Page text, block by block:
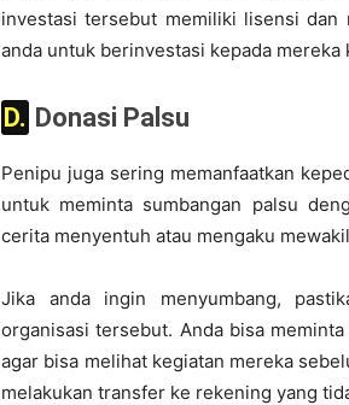
investasi tersebut memiliki lisensi dan
anda untuk berinvestasi kepada
D. Donasi Palsu
Penipu juga sering memanfaatkan
untuk meminta sumbangan palsu
cerita menyentuh atau mengaku
Jika anda ingin menyumbang,
organisasi tersebut. Anda bisa
agar bisa melihat kegiatan mereka
melakukan transfer ke rekening yang